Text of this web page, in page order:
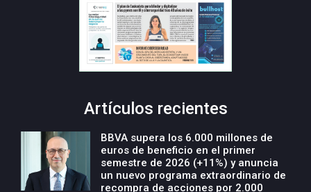
Artículos recientes
BBVA supera los 6.000 millones de
euros de beneficio en el primer
semestre de 2026 (+11%) y anuncia
un nuevo programa extraordinario de
recompra de acciones por 2.000